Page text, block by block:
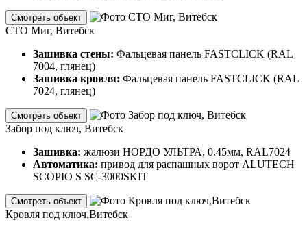
Смотреть объект
СТО Миг, Витебск
Зашивка стены: Фальцевая панель FASTCLICK (RAL
7004, глянец)
Зашивка кровля: Фальцевая панель FASTCLICK (RAL
7024, глянец)
Смотреть объект
Забор под ключ, Витебск
Зашивка: жалюзи НОРДО УЛЬТРА, 0.45мм, RAL7024
Автоматика: привод для распашных ворот ALUTECH
SCOPIO S SC-3000SKIT
Смотреть объект
Кровля под ключ,Витебск